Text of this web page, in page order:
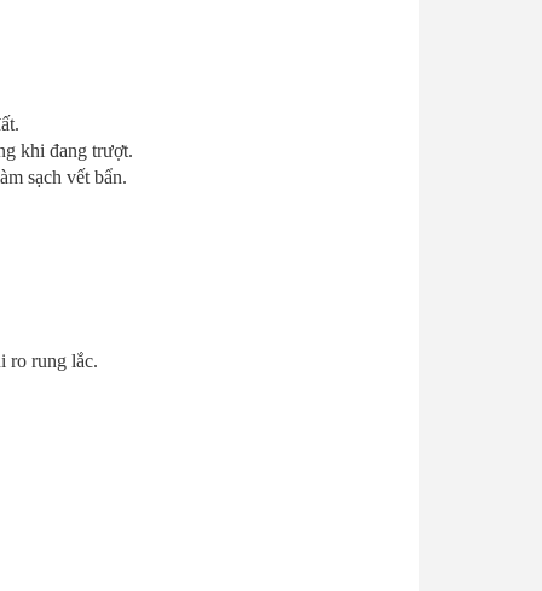
khi đang trượt.
sạch vết bẩn.
ro rung lắc.